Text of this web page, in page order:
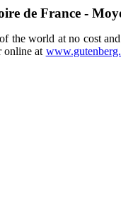
de France -
the world at no cost
online at